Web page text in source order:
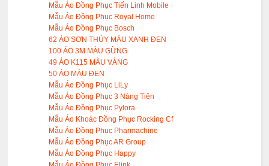
Mẫu Áo Đồng Phục Tiến Linh Mobile
Mẫu Áo Đồng Phục Royal Home
Mẫu Áo Đồng Phục Bosch
62 ÁO SƠN THỦY MÀU XANH ĐEN
100 ÁO 3M MÀU GỪNG
49 ÁO K115 MÀU VÀNG
50 ÁO MÀU ĐEN
Mẫu Áo Đồng Phục LiLy
Mẫu Áo Đồng Phục 3 Nàng Tiên
Mẫu Áo Đồng Phục Pylora
Mẫu Áo Khoác Đồng Phục Rocking Cf
Mẫu Áo Đồng Phục Pharmachine
Mẫu Áo Đồng Phục AR Group
Mẫu Áo Đồng Phục Happy